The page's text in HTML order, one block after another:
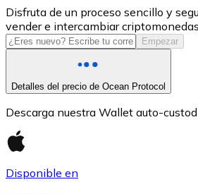
USD Coin
USDC
Disfruta de un proceso sencillo y
vender e intercambiar criptomonedas.
Empezar
Detalles del precio de Ocean Protocol
Descarga nuestra Wallet auto-
Disponible en